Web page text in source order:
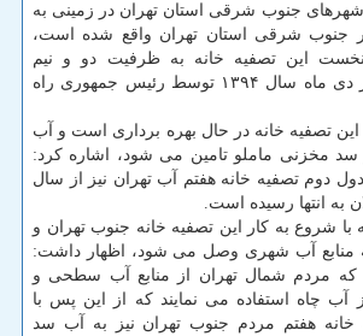
جنوب شرقی استان تهران در زمینی به
هكتار در جنوب شرقی استان تهران واقع شده است،
این تصفیه خانه به ظرفیت دو و نیم
مترمكعب در ثانیه در دی ماه سال ۱۳۹۴ توسط رئیس جمهوری راه
این تصفیه خانه در حال بهره برداری است و آب
سد مخزنی ماملو تامین می شود، اشاره كرد:
دوم تصفیه خانه هفتم آب تهران نیز از سال
با شروع به كار این تصفیه خانه جنوب تهران و
منابع آب شهری وصل می شود، اظهار داشت:
كه مردم شمال تهران از منابع آب سطحی و
آب چاه استفاده می نمایند كه از این پس با
خانه هفتم مردم جنوب تهران نیز به آب سد